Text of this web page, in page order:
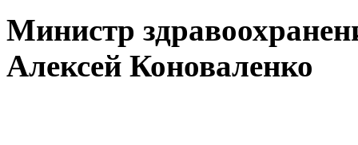
Министр
Алексей Коноваленко